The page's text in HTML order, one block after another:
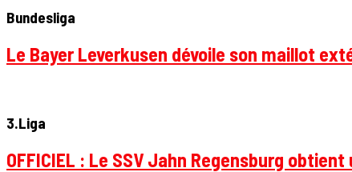
Bundesliga
Le Bayer Leverkusen dévoile son maillot
3.Liga
OFFICIEL : Le SSV Jahn Regensburg